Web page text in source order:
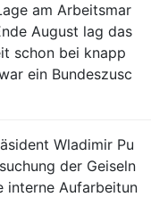
am Arbeitsmar
August lag das
schon bei knapp
ein Bundeszusc
Wladimir Pu
der Geiseln
interne Aufarbeitun